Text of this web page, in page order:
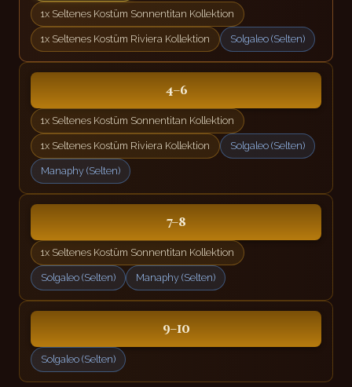
1x Seltenes Kostüm Sonnentitan Kollektion
1x Seltenes Kostüm Riviera Kollektion Solgaleo (Selten)
4–6
1x Seltenes Kostüm Sonnentitan Kollektion
1x Seltenes Kostüm Riviera Kollektion Solgaleo (Selten)
Manaphy (Selten)
7–8
1x Seltenes Kostüm Sonnentitan Kollektion
Solgaleo (Selten) Manaphy (Selten)
9–10
Solgaleo (Selten)